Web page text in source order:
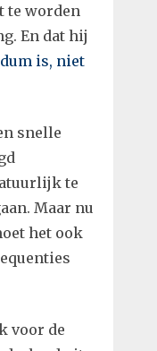
te worden
En dat hij
is, niet
snelle
te
Maar nu
het ook
voor de